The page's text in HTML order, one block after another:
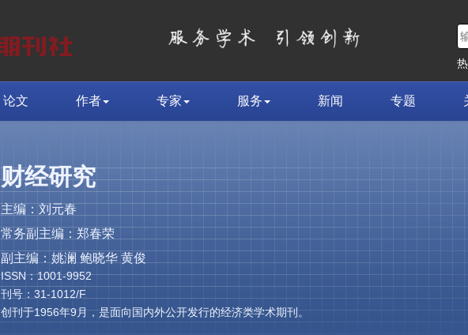
论文 作者 专家 服务 新闻 专题
财经研究
主编：刘元春
常务副主编：郑春荣
副主编：姚澜 鲍晓华 黄俊
ISSN：1001-9952
刊号：31-1012/F
创刊于1956年9月，是面向国内外公开发行的经济类学术期刊。